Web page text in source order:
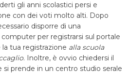
gli anni scolastici persi e
con dei voti molto alti. Dopo
disporre di una
per registrarsi sul portale
tua registrazione alla scuola
. Inoltre, è ovvio chiedersi il
prende in un centro studio serale